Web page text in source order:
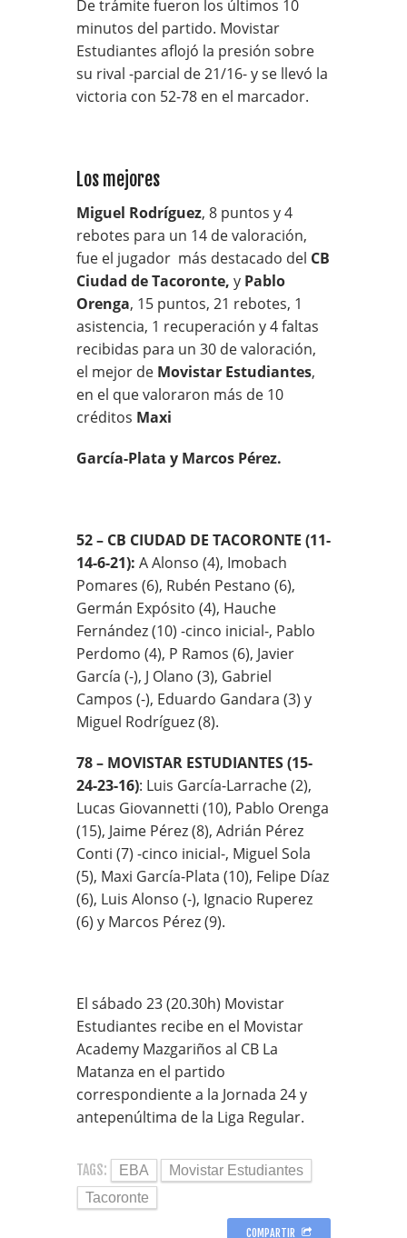
De trámite fueron los últimos 10
minutos del partido. Movistar
Estudiantes aflojó la presión sobre
su rival -parcial de 21/16- y se llevó la
victoria con 52-78 en el marcador.
Los mejores
Miguel Rodríguez, 8 puntos y 4
rebotes para un 14 de valoración,
fue el jugador más destacado del CB
Ciudad de Tacoronte, y Pablo
Orenga, 15 puntos, 21 rebotes, 1
asistencia, 1 recuperación y 4 faltas
recibidas para un 30 de valoración,
el mejor de Movistar Estudiantes,
en el que valoraron más de 10
créditos Maxi
García-Plata y Marcos Pérez.
52 – CB CIUDAD DE TACORONTE (11-
14-6-21): A Alonso (4), Imobach
Pomares (6), Rubén Pestano (6),
Germán Expósito (4), Hauche
Fernández (10) -cinco inicial-, Pablo
Perdomo (4), P Ramos (6), Javier
García (-), J Olano (3), Gabriel
Campos (-), Eduardo Gandara (3) y
Miguel Rodríguez (8).
78 – MOVISTAR ESTUDIANTES (15-
24-23-16): Luis García-Larrache (2),
Lucas Giovannetti (10), Pablo Orenga
(15), Jaime Pérez (8), Adrián Pérez
Conti (7) -cinco inicial-, Miguel Sola
(5), Maxi García-Plata (10), Felipe Díaz
(6), Luis Alonso (-), Ignacio Ruperez
(6) y Marcos Pérez (9).
El sábado 23 (20.30h) Movistar
Estudiantes recibe en el Movistar
Academy Mazgariños al CB La
Matanza en el partido
correspondiente a la Jornada 24 y
antepenúltima de la Liga Regular.
TAGS: EBA
Movistar Estudiantes
Tacoronte
COMPARTIR